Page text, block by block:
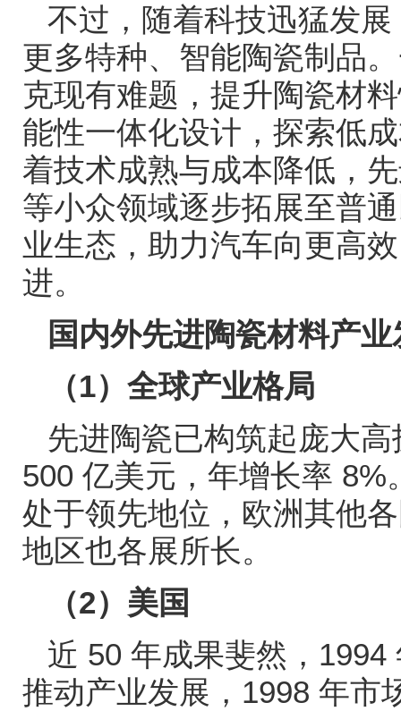
不过，随着科技迅猛发
更多特种、智能陶瓷制品
克现有难题，提升陶瓷材
能性一体化设计，探索低
着技术成熟与成本降低，
等小众领域逐步拓展至普
业生态，助力汽车向更高
进。
国内外先进陶瓷材料产
（1）全球产业格局
先进陶瓷已构筑起庞大
500 亿美元，年增长率 8%
处于领先地位，欧洲其他
地区也各展所长。
（2）美国
近 50 年成果斐然， 1994
推动产业发展， 1998 年市